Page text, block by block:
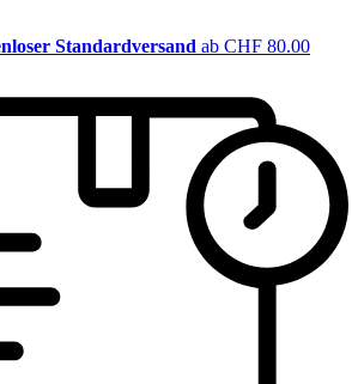
Standardversand ab CHF 80.00